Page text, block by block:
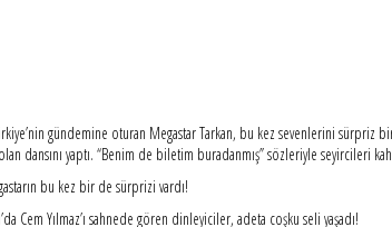
gündemine oturan Megastar Tarkan, bu kez sevenlerini sürpriz
olan dansını yaptı. “Benim de biletim buradanmış” sözleriyle seyircileri
bu kez bir de sürprizi vardı!
Cem Yılmaz’ı sahnede gören dinleyiciler, adeta coşku seli yaşadı!